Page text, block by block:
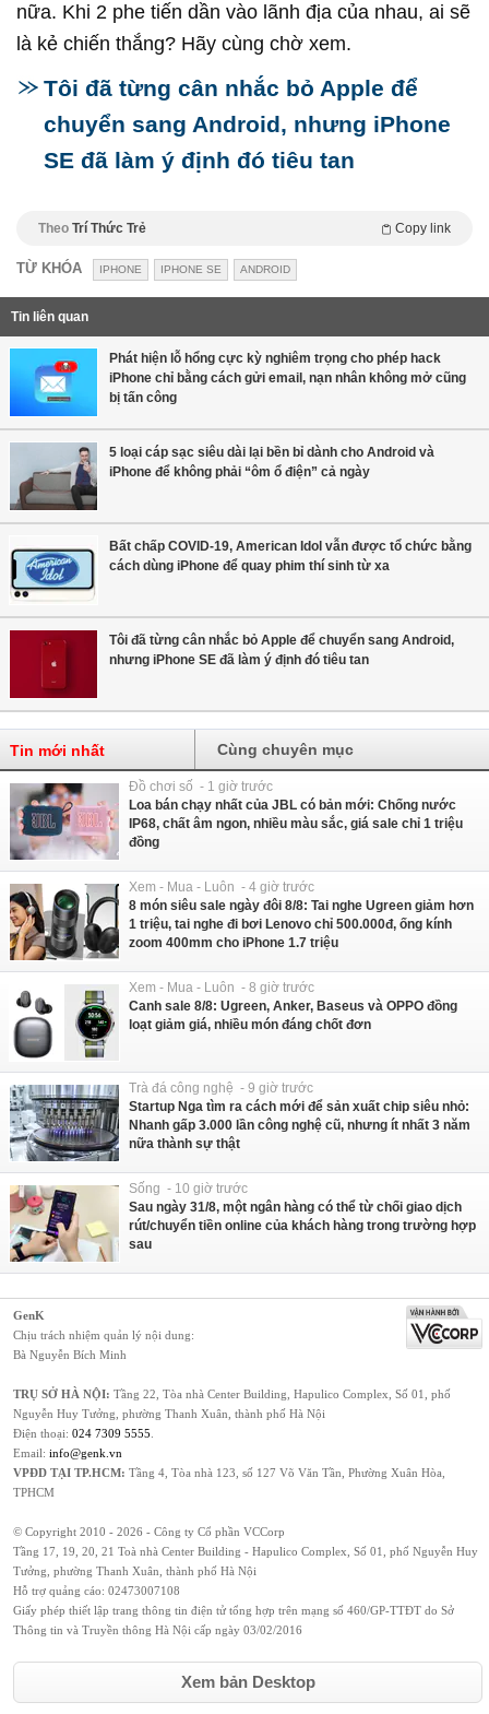
nữa. Khi 2 phe tiến dần vào lãnh địa của nhau, ai sẽ
là kẻ chiến thắng? Hãy cùng chờ xem.
Tôi đã từng cân nhắc bỏ Apple để
chuyển sang Android, nhưng iPhone
SE đã làm ý định đó tiêu tan
Theo Trí Thức Trẻ Copy link
TỪ KHÓA IPHONE IPHONE SE ANDROID
Tin liên quan
Phát hiện lỗ hổng cực kỳ nghiêm trọng cho phép hack
iPhone chỉ bằng cách gửi email, nạn nhân không mở cũng
bị tấn công
5 loại cáp sạc siêu dài lại bền bỉ dành cho Android và
iPhone để không phải “ôm ổ điện” cả ngày
Bất chấp COVID-19, American Idol vẫn được tổ chức bằng
cách dùng iPhone để quay phim thí sinh từ xa
Tôi đã từng cân nhắc bỏ Apple để chuyển sang Android,
nhưng iPhone SE đã làm ý định đó tiêu tan
Tin mới nhất Cùng chuyên mục
Đồ chơi số - 1 giờ trước
Loa bán chạy nhất của JBL có bản mới: Chống nước
IP68, chất âm ngon, nhiều màu sắc, giá sale chỉ 1 triệu
đồng
Xem - Mua - Luôn - 4 giờ trước
8 món siêu sale ngày đôi 8/8: Tai nghe Ugreen giảm hơn
1 triệu, tai nghe đi bơi Lenovo chỉ 500.000đ, ống kính
zoom 400mm cho iPhone 1.7 triệu
Xem - Mua - Luôn - 8 giờ trước
Canh sale 8/8: Ugreen, Anker, Baseus và OPPO đồng
loạt giảm giá, nhiều món đáng chốt đơn
Trà đá công nghệ - 9 giờ trước
Startup Nga tìm ra cách mới để sản xuất chip siêu nhỏ:
Nhanh gấp 3.000 lần công nghệ cũ, nhưng ít nhất 3 năm
nữa thành sự thật
Sống - 10 giờ trước
Sau ngày 31/8, một ngân hàng có thể từ chối giao dịch
rút/chuyển tiền online của khách hàng trong trường hợp
sau
GenK
Chịu trách nhiệm quản lý nội dung:
Bà Nguyễn Bích Minh
TRỤ SỞ HÀ NỘI: Tầng 22, Tòa nhà Center Building, Hapulico Complex, Số 01, phố
Nguyễn Huy Tưởng, phường Thanh Xuân, thành phố Hà Nội
Điện thoại: 024 7309 5555.
Email: info@genk.vn
VPĐD TẠI TP.HCM: Tầng 4, Tòa nhà 123, số 127 Võ Văn Tần, Phường Xuân Hòa,
TPHCM
© Copyright 2010 - 2026 - Công ty Cổ phần VCCorp
Tầng 17, 19, 20, 21 Toà nhà Center Building - Hapulico Complex, Số 01, phố Nguyễn Huy
Tưởng, phường Thanh Xuân, thành phố Hà Nội
Hỗ trợ quảng cáo: 02473007108
Giấy phép thiết lập trang thông tin điện tử tổng hợp trên mạng số 460/GP-TTĐT do Sở
Thông tin và Truyền thông Hà Nội cấp ngày 03/02/2016
Xem bản Desktop